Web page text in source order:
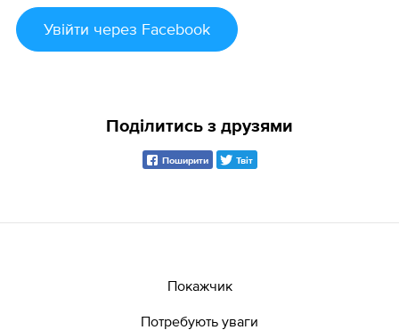
Увійти через Facebook
Поділитись з друзями
Поширити Твіт
Покажчик
Потребують уваги